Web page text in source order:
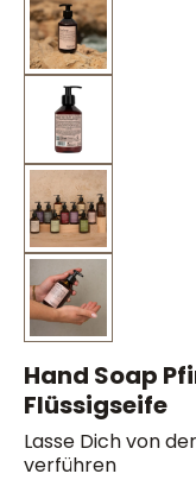
Hand Soap
Flüssigseife
Lasse Dich von
verführen